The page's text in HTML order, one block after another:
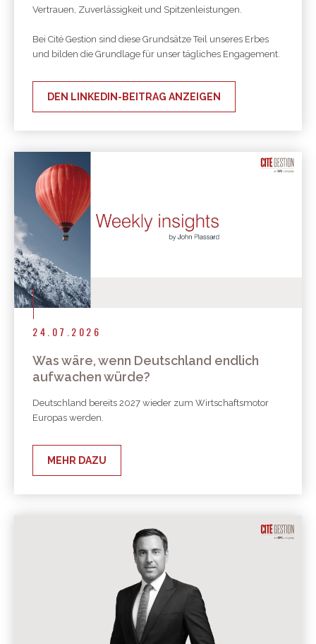
Vertrauen, Zuverlässigkeit und Spitzenleistungen.
Bei Cité Gestion sind diese Grundsätze Teil unseres Erbes
und bilden die Grundlage für unser tägliches Engagement.
DEN LINKEDIN-BEITRAG ANZEIGEN
24.07.2026
Was wäre, wenn Deutschland endlich
aufwachen würde?
Deutschland bereits 2027 wieder zum Wirtschaftsmotor
Europas werden.
MEHR DAZU